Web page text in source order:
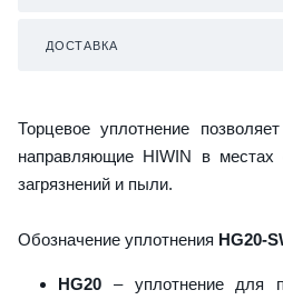
ДОСТАВКА
Торцевое уплотнение
направляющие HIWIN в
загрязнений и пыли.
Обозначение уплотнения HG20-
HG20 – уплотнение для